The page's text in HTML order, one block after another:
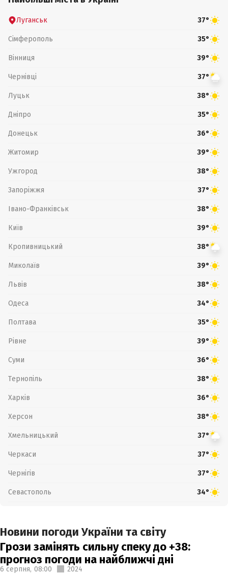
Луганськ 37°
Сімферополь 35°
Вінниця 39°
Чернівці 37°
Луцьк 38°
Дніпро 35°
Донецьк 36°
Житомир 39°
Ужгород 38°
Запоріжжя 37°
Івано-Франківськ 38°
Київ 39°
Кропивницький 38°
Миколаїв 39°
Львів 38°
Одеса 34°
Полтава 35°
Рівне 39°
Суми 36°
Тернопіль 38°
Харків 36°
Херсон 38°
Хмельницький 37°
Черкаси 37°
Чернігів 37°
Севастополь 34°
Новини погоди України та світу
Грози замінять сильну спеку до +38:
прогноз погоди на найближчі дні
6 серпня, 08:00 2024